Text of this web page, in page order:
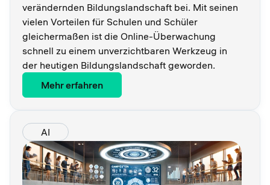
verändernden Bildungslandschaft bei. Mit seinen
vielen Vorteilen für Schulen und Schüler
gleichermaßen ist die Online-Überwachung
schnell zu einem unverzichtbaren Werkzeug in
der heutigen Bildungslandschaft geworden.
Mehr erfahren
AI